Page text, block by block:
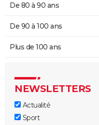
De 80 à 90 ans
De 90 à 100 ans
Plus de 100 ans
NEWSLETTERS
Actualité
Sport